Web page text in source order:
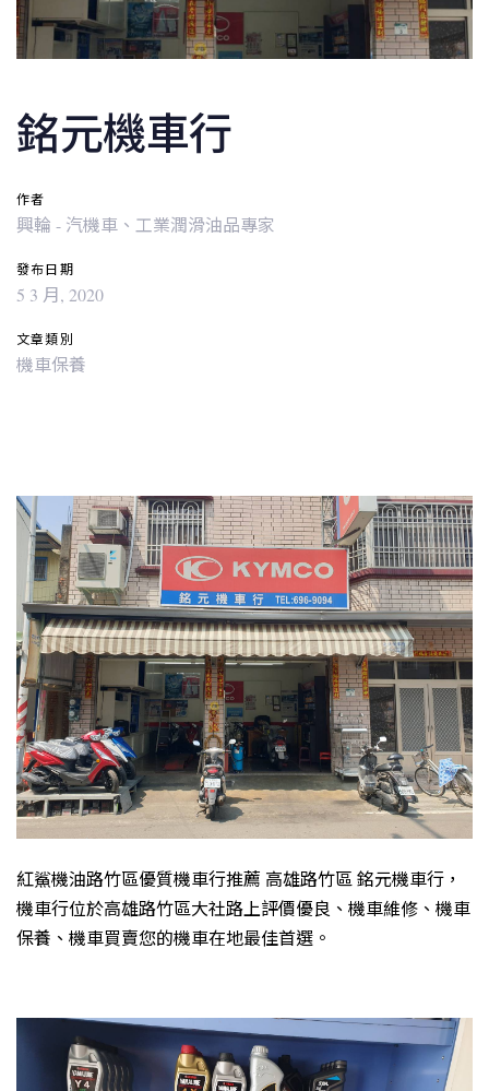
銘元機車行
作者
興輪 - 汽機車、工業潤滑油品專家
發布日期
5 3 月, 2020
文章類別
機車保養
紅鯊機油路竹區優質機車行推薦 高雄路竹區 銘元機車行，
機車行位於高雄路竹區大社路上評價優良、機車維修、機車
保養、機車買賣您的機車在地最佳首選。